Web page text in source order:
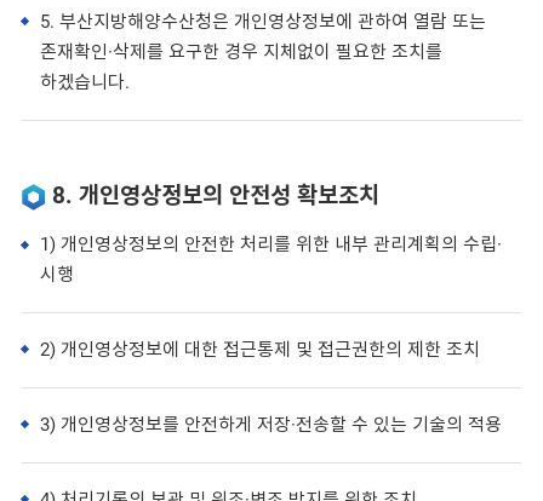
5. 부산지방해양수산청은 개인영상정보에 관하여 열람 또는
존재확인·삭제를 요구한 경우 지체없이 필요한 조치를
하겠습니다.
8. 개인영상정보의 안전성 확보조치
1) 개인영상정보의 안전한 처리를 위한 내부 관리계획의 수립·
시행
2) 개인영상정보에 대한 접근통제 및 접근권한의 제한 조치
3) 개인영상정보를 안전하게 저장·전송할 수 있는 기술의 적용